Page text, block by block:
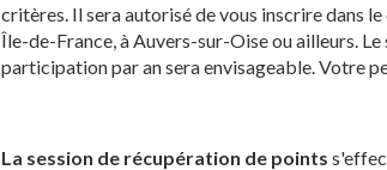
critères. Il sera autorisé de vous inscrire dans
Île-de-France, à Auvers-sur-Oise ou ailleurs.
participation par an sera envisageable. Votre
La session de récupération de points